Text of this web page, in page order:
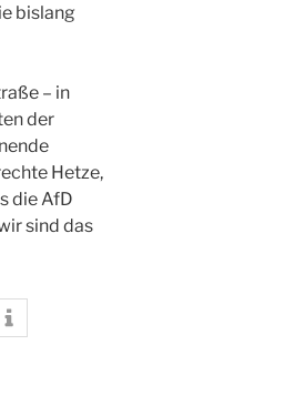
bislang
– in
der
Hetze,
die AfD
sind das